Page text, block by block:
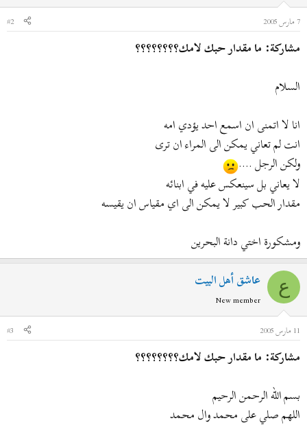
7 مارس 2005
#2
مشاركة: ما مقدار حبك لامك؟؟؟؟؟؟؟؟
السلام
انا لا اتمنى ان اسمع احد يؤدي امه
انت لم تعاني يمكن الى المراء ان ترى
ولكن الرجل ....
لا يعاني بل سينعكس عليه في ابنائه
مقدار الحب كبير لا يمكن الى اي مقياس ان يقيسه
ومشكورة اختي دانة البحرين
ع عاشق أهل البيت
New member
11 مارس 2005
#3
مشاركة: ما مقدار حبك لامك؟؟؟؟؟؟؟؟
بسم الله الرحمن الرحيم
اللهم صلي على محمد وال محمد